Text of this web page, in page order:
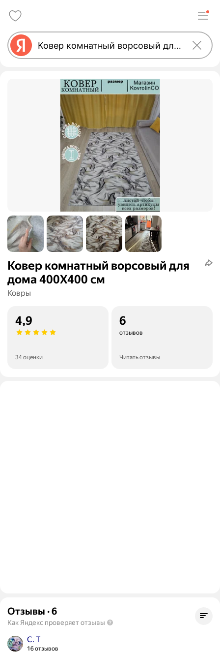
Ковер комнатный ворсовый для
дома 400Х400 см
Ковры
4,9
34 оценки
6
отзывов
Читать отзывы
Отзывы ·6
Как Яндекс проверяет отзывы
С. T
16 отзывов